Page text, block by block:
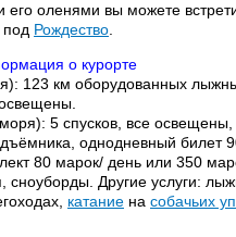
оленями вы можете
под Рождество
о курорте
123 км оборудованных
5 спусков, все
однодневный билет
80 марок/ день или 350
сноуборды. Другие услуги:
катание на собачьих